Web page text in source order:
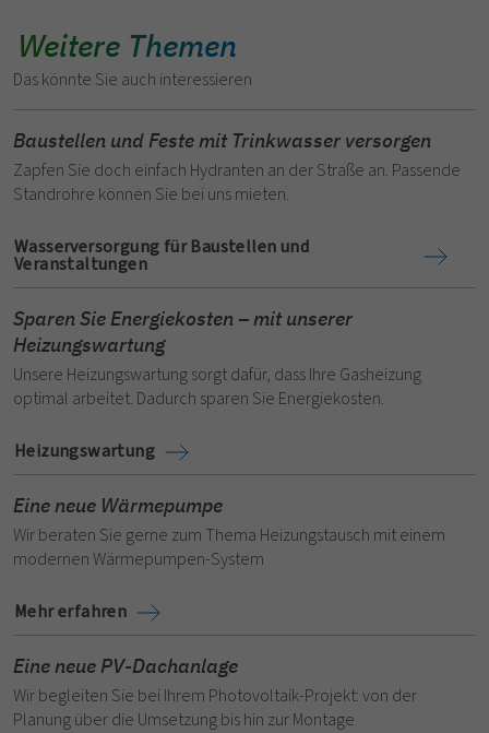
Weitere Themen
Das könnte Sie auch interessieren
Baustellen und Feste mit Trinkwasser versorgen
Zapfen Sie doch einfach Hydranten an der Straße an. Passende
Standrohre können Sie bei uns mieten.
Wasserversorgung für Baustellen und
Veranstaltungen
Sparen Sie Energiekosten – mit unserer
Heizungswartung
Unsere Heizungswartung sorgt dafür, dass Ihre Gasheizung
optimal arbeitet. Dadurch sparen Sie Energiekosten.
Heizungswartung
Eine neue Wärmepumpe
Wir beraten Sie gerne zum Thema Heizungstausch mit einem
modernen Wärmepumpen-System
Mehr erfahren
Eine neue PV-Dachanlage
Wir begleiten Sie bei Ihrem Photovoltaik-Projekt: von der
Planung über die Umsetzung bis hin zur Montage